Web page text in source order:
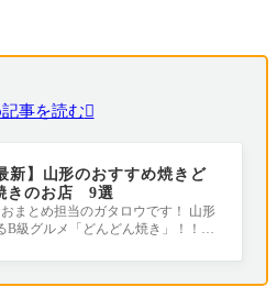
事を読む
新】山形のおすすめ焼きど
きのお店 9選
まとめ担当のガタロウです！ 山形
B級グルメ「どんどん焼き」！！！